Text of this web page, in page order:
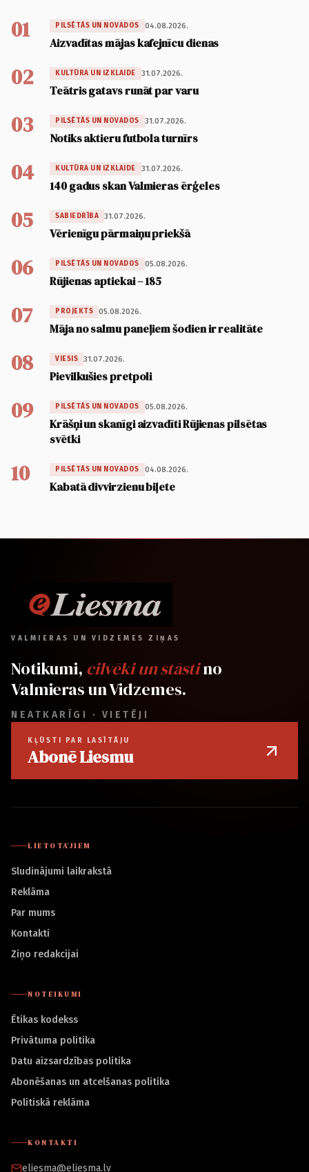
01 PILSĒTĀS UN NOVADOS 04.08.2026.
Aizvadītas mājas kafejnīcu dienas
02 KULTŪRA UN IZKLAIDE 31.07.2026.
Teātris gatavs runāt par varu
03 PILSĒTĀS UN NOVADOS 31.07.2026.
Notiks aktieru futbola turnīrs
04 KULTŪRA UN IZKLAIDE 31.07.2026.
140 gadus skan Valmieras ērģeles
05 SABIEDRĪBA 31.07.2026.
Vērienīgu pārmaiņu priekšā
06 PILSĒTĀS UN NOVADOS 05.08.2026.
Rūjienas aptiekai – 185
07 PROJEKTS 05.08.2026.
Māja no salmu paneļiem šodien ir realitāte
08 VIESIS 31.07.2026.
Pievilkušies pretpoli
09 PILSĒTĀS UN NOVADOS 05.08.2026.
Krāšņi un skanīgi aizvadīti Rūjienas pilsētas
svētki
10 PILSĒTĀS UN NOVADOS 04.08.2026.
Kabatā divvirzienu biļete
VALMIERAS UN VIDZEMES ZIŅAS
Notikumi, cilvēki un stāstino
Valmieras un Vidzemes.
NEATKARĪGI · VIETĒJI
KĻŪSTI PAR LASĪTĀJU
Abonē Liesmu
LIETOTĀJIEM
Sludinājumi laikrakstā
Reklāma
Par mums
Kontakti
Ziņo redakcijai
NOTEIKUMI
Ētikas kodekss
Privātuma politika
Datu aizsardzības politika
Abonēšanas un atcelšanas politika
Politiskā reklāma
KONTAKTI
eliesma@eliesma.lv